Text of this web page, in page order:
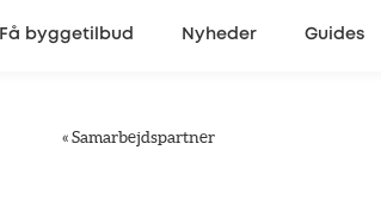
Få byggetilbud Nyheder Guides
« Samarbejdspartner